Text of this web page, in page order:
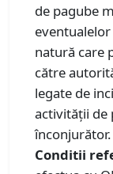
de pagube
natură care
către
legate de
activității de
înconjurător.
Conditii